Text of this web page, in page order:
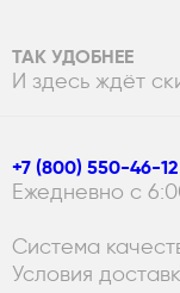
ТАК УДОБНЕЕ
И здесь ждёт
+7 (800) 550-46-12
Ежедневно с
Система
Условия